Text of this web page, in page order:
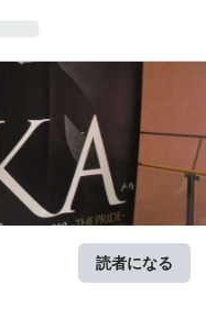
読者になる